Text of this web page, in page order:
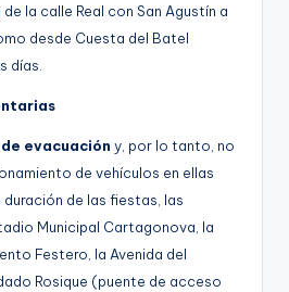
la calle Real con San Agustín a
desde Cuesta del Batel
días.
evacuación y, por lo tanto, no
de vehículos en ellas
de las fiestas, las
Municipal Cartagonova, la
Festero, la Avenida del
Rosique (puente de acceso